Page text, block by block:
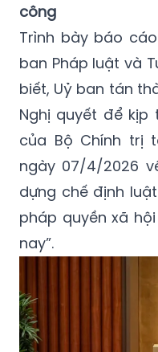
công
Trình bày báo
ban Pháp luật và
biết, Uỷ ban tán
Nghị quyết để
của Bộ Chính trị
ngày 07/4/2026
dựng chế định
pháp quyền xã
nay”.